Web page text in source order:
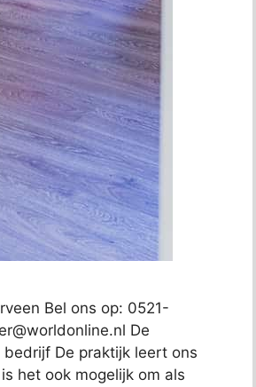
Bel ons op: 0521-
De
bedrijf De praktijk leert ons
het ook mogelijk om als